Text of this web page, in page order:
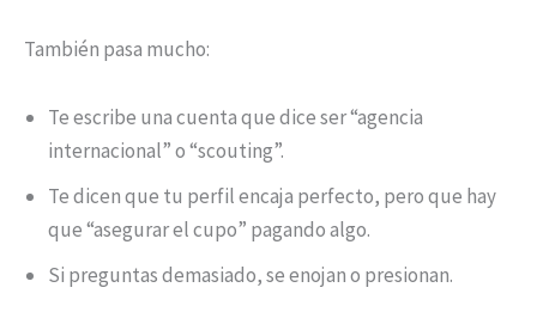
También pasa mucho:
Te escribe una cuenta que dice ser “agencia
internacional” o “scouting”.
Te dicen que tu perfil encaja perfecto, pero que hay
que “asegurar el cupo” pagando algo.
Si preguntas demasiado, se enojan o presionan.